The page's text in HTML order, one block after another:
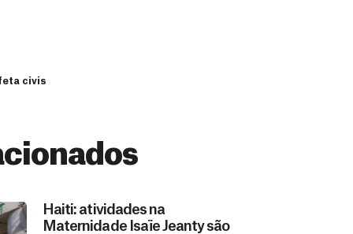
civis
Haiti: atividades na
Maternidade Isaïe Jeanty são